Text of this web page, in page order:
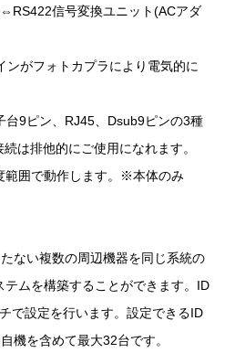
信号変換ユニット(ACアダ
ンがフォトカプラにより電気的に
台9ピン、RJ45、Dsub9ピンの3種
は排他的にご使用になれます。
囲で動作します。※本体のみ
ない複数の周辺機器を同じ系統の
テムを構築することができます。ID
で設定を行います。設定できるID
機を含めて最大32台です。